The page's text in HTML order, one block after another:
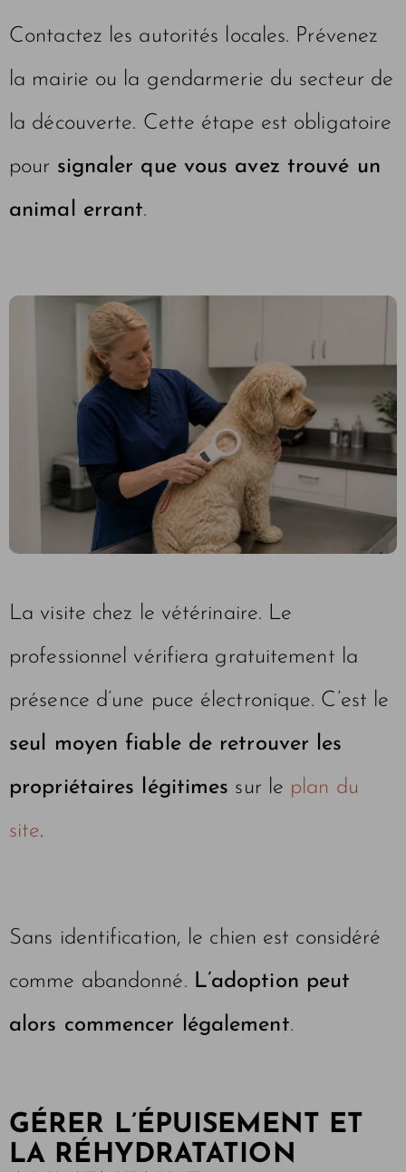
Contactez les autorités locales. Prévenez
la mairie ou la gendarmerie du secteur de
la découverte. Cette étape est obligatoire
pour signaler que vous avez trouvé un
animal errant.
La visite chez le vétérinaire. Le
professionnel vérifiera gratuitement la
présence d’une puce électronique. C’est le
seul moyen fiable de retrouver les
propriétaires légitimes sur le plan du
site.
Sans identification, le chien est considéré
comme abandonné. L’adoption peut
alors commencer légalement.
GÉRER L’ÉPUISEMENT ET
LA RÉHYDRATATION